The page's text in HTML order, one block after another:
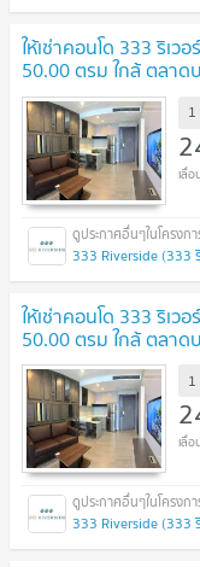
ให้เช่าคอนโด 333 ริเ
50.00 ตรม ใกล้ ตลาด
333 Riverside (333
ให้เช่าคอนโด 333 ริเ
50.00 ตรม ใกล้ ตลาด
333 Riverside (333